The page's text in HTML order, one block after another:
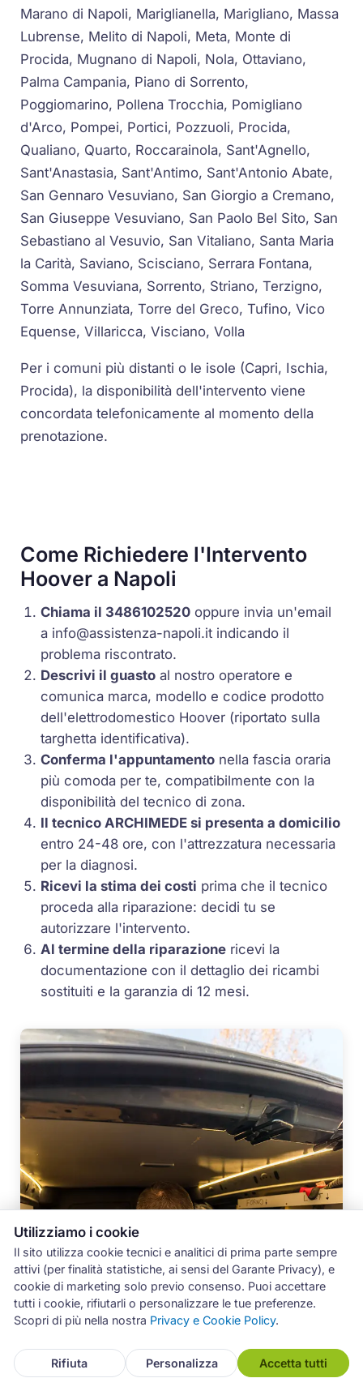
Marano di Napoli, Mariglianella, Marigliano, Massa
Lubrense, Melito di Napoli, Meta, Monte di
Procida, Mugnano di Napoli, Nola, Ottaviano,
Palma Campania, Piano di Sorrento,
Poggiomarino, Pollena Trocchia, Pomigliano
d'Arco, Pompei, Portici, Pozzuoli, Procida,
Qualiano, Quarto, Roccarainola, Sant'Agnello,
Sant'Anastasia, Sant'Antimo, Sant'Antonio Abate,
San Gennaro Vesuviano, San Giorgio a Cremano,
San Giuseppe Vesuviano, San Paolo Bel Sito, San
Sebastiano al Vesuvio, San Vitaliano, Santa Maria
la Carità, Saviano, Scisciano, Serrara Fontana,
Somma Vesuviana, Sorrento, Striano, Terzigno,
Torre Annunziata, Torre del Greco, Tufino, Vico
Equense, Villaricca, Visciano, Volla
Per i comuni più distanti o le isole (Capri, Ischia,
Procida), la disponibilità dell'intervento viene
concordata telefonicamente al momento della
prenotazione.
Come Richiedere l'Intervento
Hoover a Napoli
Chiama il 3486102520 oppure invia un'email
a info@assistenza-napoli.it indicando il
problema riscontrato.
Descrivi il guasto al nostro operatore e
comunica marca, modello e codice prodotto
dell'elettrodomestico Hoover (riportato sulla
targhetta identificativa).
Conferma l'appuntamento nella fascia oraria
più comoda per te, compatibilmente con la
disponibilità del tecnico di zona.
Il tecnico ARCHIMEDE si presenta a domicilio
entro 24-48 ore, con l'attrezzatura necessaria
per la diagnosi.
Ricevi la stima dei costi prima che il tecnico
proceda alla riparazione: decidi tu se
autorizzare l'intervento.
Al termine della riparazione ricevi la
documentazione con il dettaglio dei ricambi
sostituiti e la garanzia di 12 mesi.
Utilizziamo i cookie
Il sito utilizza cookie tecnici e analitici di prima parte sempre
attivi (per finalità statistiche, ai sensi del Garante Privacy), e
cookie di marketing solo previo consenso. Puoi accettare
tutti i cookie, rifiutarli o personalizzare le tue preferenze.
Scopri di più nella nostra Privacy e Cookie Policy.
Rifiuta Personalizza Accetta tutti